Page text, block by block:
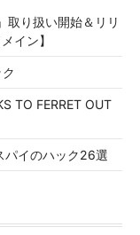
取り扱い開始＆リリ
イン】
TO FERRET OUT
パイのハック26選